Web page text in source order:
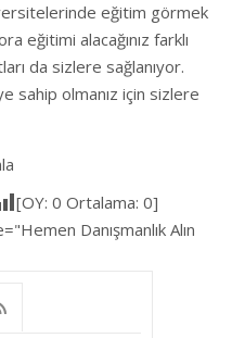
eğitim görmek
eğitimi alacağınız farklı
da sizlere sağlanıyor.
sahip olmanız için sizlere
[OY: 0 Ortalama: 0]
Danışmanlık Alın